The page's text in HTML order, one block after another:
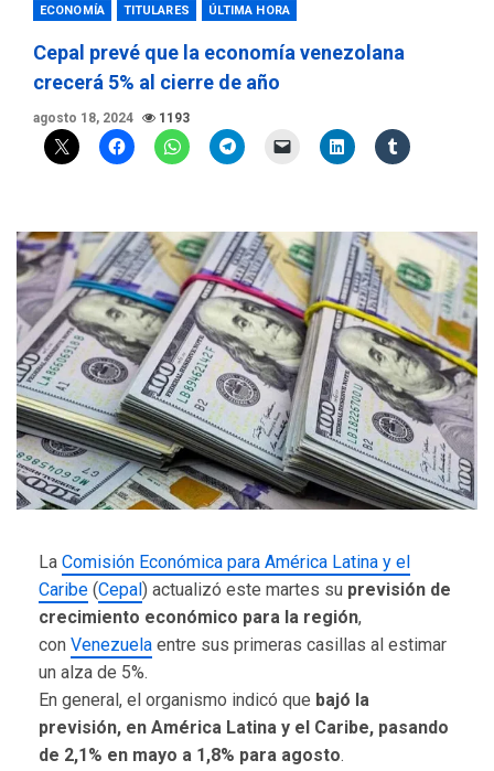
ECONOMÍA TITULARES ÚLTIMA HORA
Cepal prevé que la economía venezolana
crecerá 5% al cierre de año
agosto 18, 2024 1193
La Comisión Económica para América Latina y el
Caribe (Cepal) actualizó este martes su previsión de
crecimiento económico para la región,
con Venezuela entre sus primeras casillas al estimar
un alza de 5%.
En general, el organismo indicó que bajó la
previsión, en América Latina y el Caribe, pasando
de 2,1% en mayo a 1,8% para agosto.